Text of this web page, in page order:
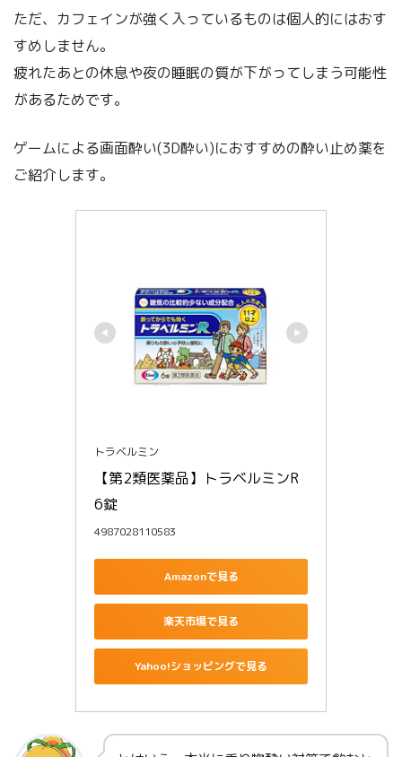
ただ、カフェインが強く入っているものは個人的にはおす
すめしません。
疲れたあとの休息や夜の睡眠の質が下がってしまう可能性
があるためです。
ゲームによる画面酔い(3D酔い)におすすめの酔い止め薬を
ご紹介します。
トラベルミン
【第2類医薬品】トラベルミンR
6錠
4987028110583
Amazonで見る
楽天市場で見る
Yahoo!ショッピングで見る